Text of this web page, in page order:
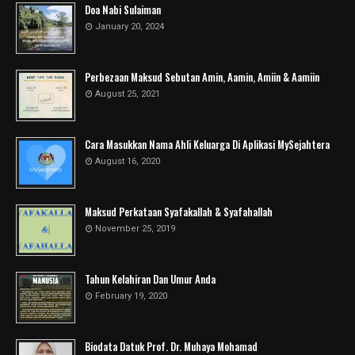
Doa Nabi Sulaiman
January 20, 2024
Perbezaan Maksud Sebutan Amin, Aamin, Amiin & Aamiin
August 25, 2021
Cara Masukkan Nama Ahli Keluarga Di Aplikasi MySejahtera
August 16, 2020
Maksud Perkataan Syafakallah & Syafahallah
November 25, 2019
Tahun Kelahiran Dan Umur Anda
February 19, 2020
Biodata Datuk Prof. Dr. Muhaya Mohamad